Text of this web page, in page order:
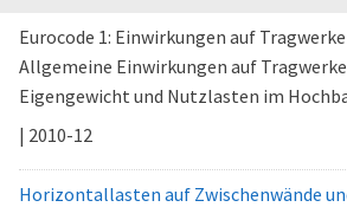
Eurocode 1: Einwirkungen auf
Allgemeine Einwirkungen auf
Eigengewicht und Nutzlasten im
| 2010-12
Horizontallasten auf Zwischenwände